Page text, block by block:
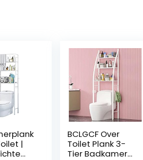
|
BCLGCF Over
Toilet Plank 3-
Tier Badkamer